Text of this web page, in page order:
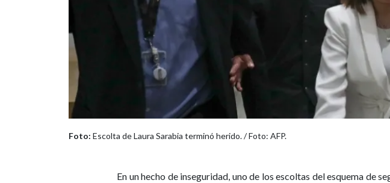
Foto: Escolta de Laura Sarabia terminó herido. / Foto: AFP.
En un hecho de inseguridad, uno de los escoltas del esquema de